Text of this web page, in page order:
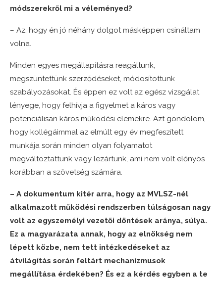
módszerekről mi a véleményed?
– Az, hogy én jó néhány dolgot másképpen csináltam
volna.
Minden egyes megállapításra reagáltunk,
megszüntettünk szerződéseket, módosítottunk
szabályozásokat. És éppen ez volt az egész vizsgálat
lényege, hogy felhívja a figyelmet a káros vagy
potenciálisan káros működési elemekre. Azt gondolom,
hogy kollégáimmal az elmúlt egy év megfeszített
munkája során minden olyan folyamatot
megváltoztattunk vagy lezártunk, ami nem volt előnyös
korábban a szövetség számára.
– A dokumentum kitér arra, hogy az MVLSZ-nél
alkalmazott működési rendszerben túlságosan nagy
volt az egyszemélyi vezetői döntések aránya, súlya.
Ez a magyarázata annak, hogy az elnökség nem
lépett közbe, nem tett intézkedéseket az
átvilágítás során feltárt mechanizmusok
megállítása érdekében? És ez a kérdés egyben a te